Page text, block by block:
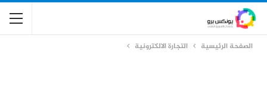
الصفحة الرئيسية التجارة الالكترونية